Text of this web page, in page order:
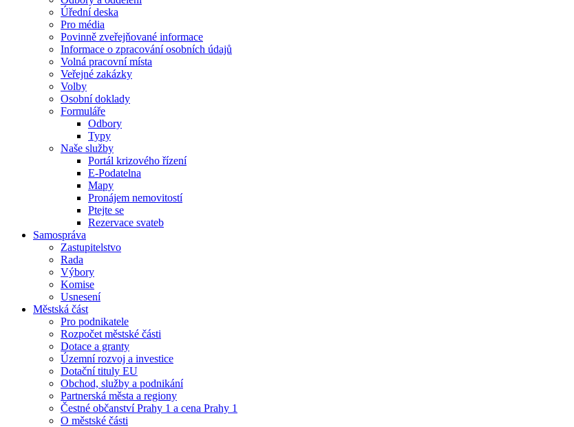
Úřední deska
Pro média
Povinně zveřejňované informace
Informace o zpracování osobních údajů
Volná pracovní místa
Veřejné zakázky
Volby
Osobní doklady
Formuláře
Odbory
Typy
Naše služby
Portál krizového řízení
E-Podatelna
Mapy
Pronájem nemovitostí
Ptejte se
Rezervace svateb
Samospráva
Zastupitelstvo
Rada
Výbory
Komise
Usnesení
Městská část
Pro podnikatele
Rozpočet městské části
Dotace a granty
Územní rozvoj a investice
Dotační tituly EU
Obchod, služby a podnikání
Partnerská města a regiony
Čestné občanství Prahy 1 a cena Prahy 1
O městské části